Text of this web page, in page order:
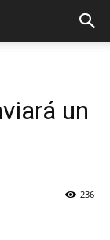
un
236